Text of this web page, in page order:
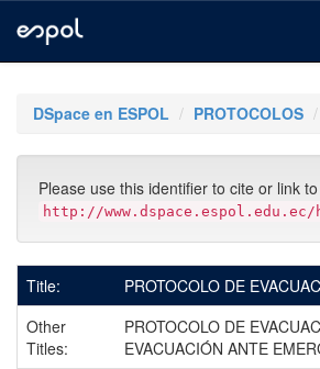
navigationDSpace en ESPOL PROTOCOLOS
Please use this identifier to cite or link
http://www.dspace.espol.edu.ec/
Title:
PROTOCOLO DE
Other
Titles:
PROTOCOLO DE
EVACUACIÓN ANTE